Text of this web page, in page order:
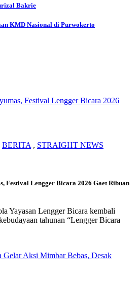
Bakrie
KMD Nasional di Purwokerto
BERITA , STRAIGHT NEWS
Festival Lengger Bicara 2026 Gaet Ribuan
Yayasan Lengger Bicara kembali
tahunan “Lengger Bicara